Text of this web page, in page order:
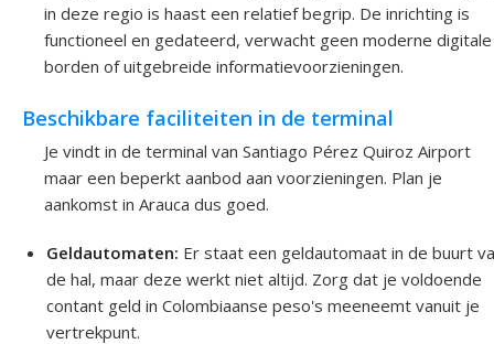
in deze regio is haast een relatief begrip. De inrichting is
functioneel en gedateerd, verwacht geen moderne digitale
borden of uitgebreide informatievoorzieningen.
Beschikbare faciliteiten in de terminal
Je vindt in de terminal van Santiago Pérez Quiroz Airport
maar een beperkt aanbod aan voorzieningen. Plan je
aankomst in Arauca dus goed.
Geldautomaten: Er staat een geldautomaat in de buurt
de hal, maar deze werkt niet altijd. Zorg dat je voldoende
contant geld in Colombiaanse peso's meeneemt vanuit je
vertrekpunt.